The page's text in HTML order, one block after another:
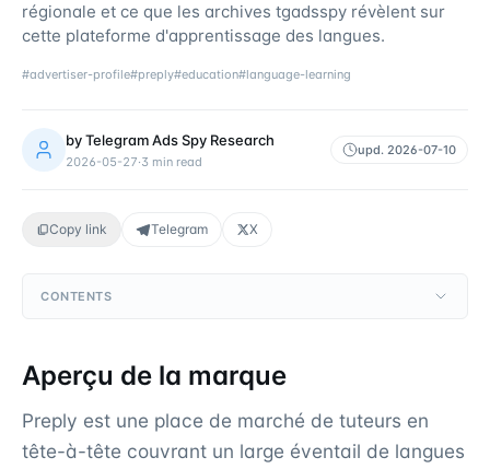
régionale et ce que les archives tgadsspy révèlent sur
cette plateforme d'apprentissage des langues.
#advertiser-profile#preply#education#language-learning
byTelegram Ads Spy Research
2026-05-27·3 min read
upd. 2026-07-10
Copy link Telegram X
CONTENTS
Aperçu de la marque
Preply est une place de marché de tuteurs en
tête-à-tête couvrant un large éventail de langues